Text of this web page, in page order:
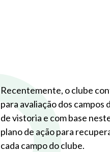
Recentemente, o clube
para avaliação dos
de vistoria e com base
plano de ação para
cada campo do clube.